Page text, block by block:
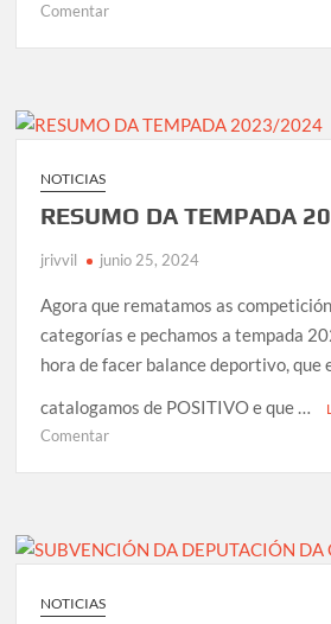
Comentaren
2024/25
(solicitude
para
socios)
NOTICIAS
RESUMO DA TEMPADA
jrivvil junio 25, 2024
Agora que rematamos as
categorías e pechamos a tempada
hora de facer balance deportivo, que
catalogamos de POSITIVO e que …
Comentaren
2023/2024
NOTICIAS